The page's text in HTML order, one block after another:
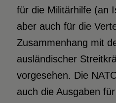
für die Militärhilfe (an
aber auch für die
Zusammenhang mit
ausländischer
vorgesehen. Die
auch die Ausgaben